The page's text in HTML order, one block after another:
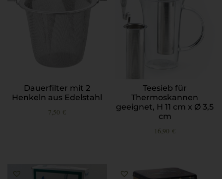
Dauerfilter mit 2
Henkeln aus Edelstahl
7,50 €
Teesieb für
Thermoskannen
geeignet, H 11 cm x Ø 3,5
cm
16,90 €